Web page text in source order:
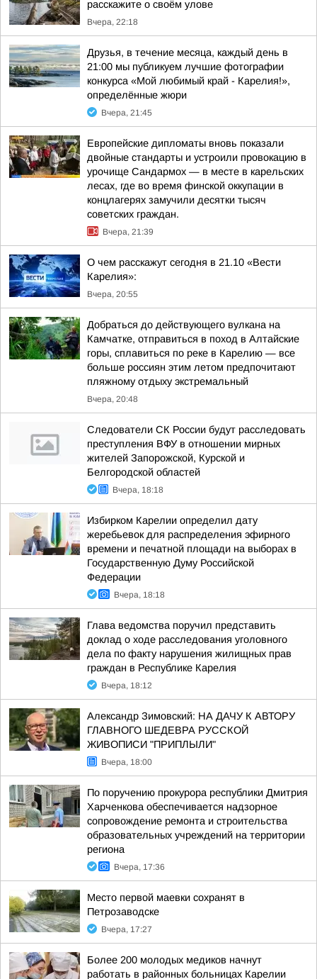
расскажите о своём улове
Вчера, 22:18
Друзья, в течение месяца, каждый день в
21:00 мы публикуем лучшие фотографии
конкурса «Мой любимый край - Карелия!»,
определённые жюри
Вчера, 21:45
Европейские дипломаты вновь показали
двойные стандарты и устроили провокацию в
урочище Сандармох — в месте в карельских
лесах, где во время финской оккупации в
концлагерях замучили десятки тысяч
советских граждан.
Вчера, 21:39
О чем расскажут сегодня в 21.10 «Вести
Карелия»:
Вчера, 20:55
Добраться до действующего вулкана на
Камчатке, отправиться в поход в Алтайские
горы, сплавиться по реке в Карелию — все
больше россиян этим летом предпочитают
пляжному отдыху экстремальный
Вчера, 20:48
Следователи СК России будут расследовать
преступления ВФУ в отношении мирных
жителей Запорожской, Курской и
Белгородской областей
Вчера, 18:18
Избирком Карелии определил дату
жеребьевок для распределения эфирного
времени и печатной площади на выборах в
Государственную Думу Российской
Федерации
Вчера, 18:18
Глава ведомства поручил представить
доклад о ходе расследования уголовного
дела по факту нарушения жилищных прав
граждан в Республике Карелия
Вчера, 18:12
Александр Зимовский: НА ДАЧУ К АВТОРУ
ГЛАВНОГО ШЕДЕВРА РУССКОЙ
ЖИВОПИСИ "ПРИПЛЫЛИ"
Вчера, 18:00
По поручению прокурора республики Дмитрия
Харченкова обеспечивается надзорное
сопровождение ремонта и строительства
образовательных учреждений на территории
региона
Вчера, 17:36
Место первой маевки сохранят в
Петрозаводске
Вчера, 17:27
Более 200 молодых медиков начнут
работать в районных больницах Карелии